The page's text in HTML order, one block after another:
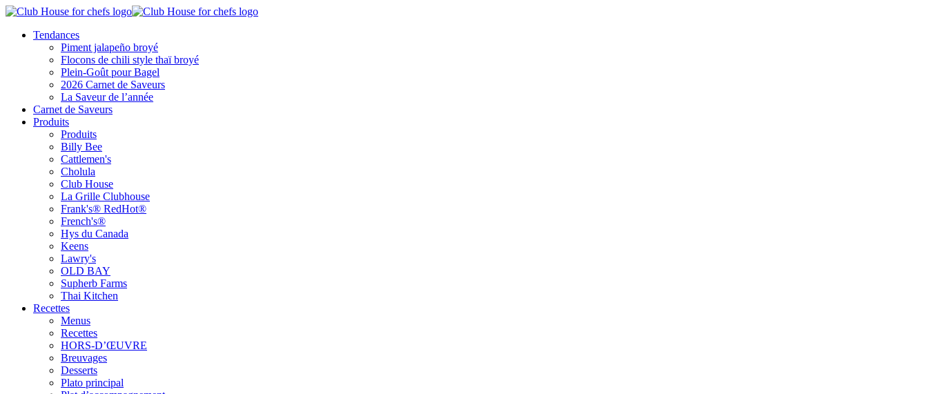
Tendances
Piment jalapeño broyé
Flocons de chili style thaï broyé
Plein-Goût pour Bagel
2026 Carnet de Saveurs
La Saveur de l’année
Carnet de Saveurs
Produits
Produits
Billy Bee
Cattlemen's
Cholula
Club House
La Grille Clubhouse
Frank's® RedHot®
French's®
Hys du Canada
Keens
Lawry's
OLD BAY
Supherb Farms
Thai Kitchen
Recettes
Menus
Recettes
HORS-D’ŒUVRE
Breuvages
Desserts
Plato principal